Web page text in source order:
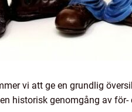
vi att ge en grundlig
historisk genomgång av